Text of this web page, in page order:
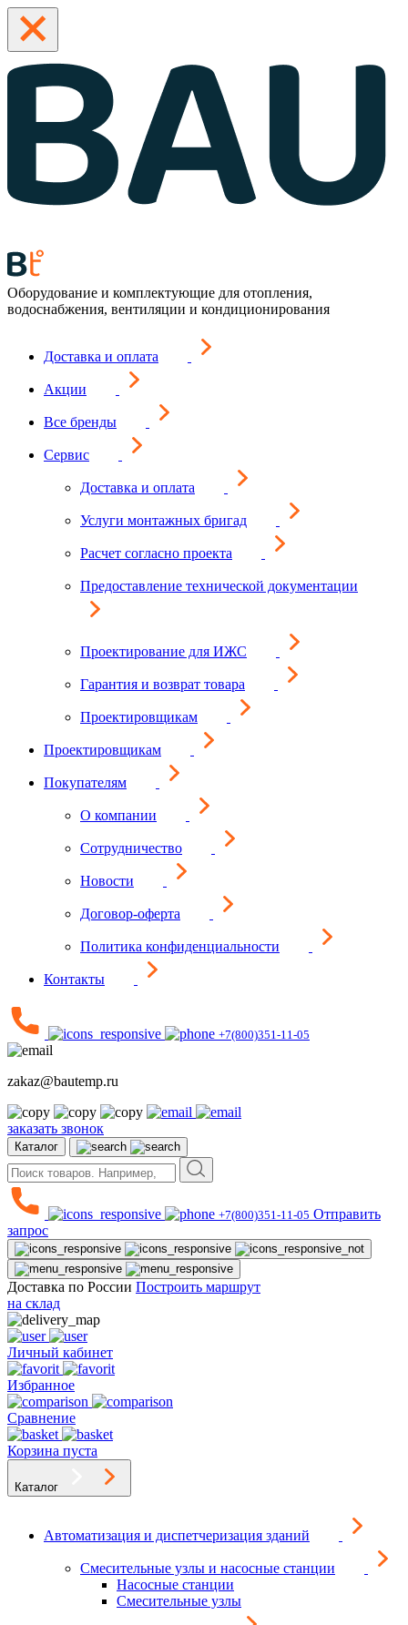
Оборудование и комплектующие для отопления,
водоснабжения, вентиляции и кондиционирования
Доставка и оплата
Акции
Все бренды
Сервис
Доставка и оплата
Услуги монтажных бригад
Расчет согласно проекта
Предоставление технической документации
Проектирование для ИЖС
Гарантия и возврат товара
Проектировщикам
Проектировщикам
Покупателям
О компании
Сотрудничество
Новости
Договор-оферта
Политика конфиденциальности
Контакты
+7(800)351-11-05
zakaz@bautemp.ru
заказать звонок
Каталог
+7(800)351-11-05 Отправить
запрос
Доставка по России Построить маршрут
на склад
Личный кабинет
Избранное
Сравнение
Корзина пуста
Каталог
Автоматизация и диспетчеризация зданий
Смесительные узлы и насосные станции
Насосные станции
Смесительные узлы